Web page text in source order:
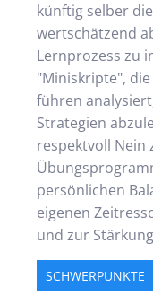
künftig selber
wertschätzend
Lernprozess zu
"Miniskripte",
führen
Strategien
respektvoll Nein
persönlichen
eigenen
und zur
SCHWERPUNKTE